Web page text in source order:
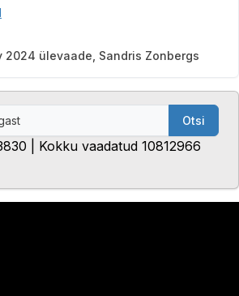
2024 ülevaade, Sandris Zonbergs
Otsi
| Kokku vaadatud 10812966